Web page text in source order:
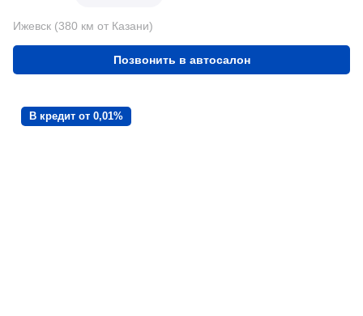
Ижевск (380 км от Казани)
Позвонить в автосалон
В кредит от 0,01%